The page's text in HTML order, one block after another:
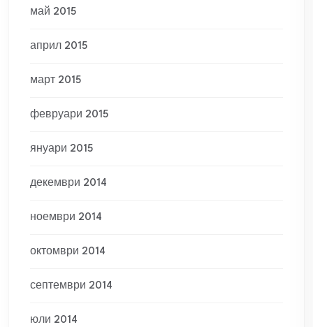
май 2015
април 2015
март 2015
февруари 2015
януари 2015
декември 2014
ноември 2014
октомври 2014
септември 2014
юли 2014